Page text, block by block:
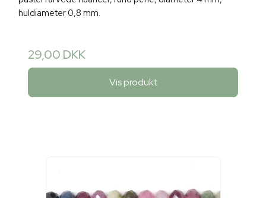
huldiameter 0,8 mm.
29,00 DKK
Vis produkt